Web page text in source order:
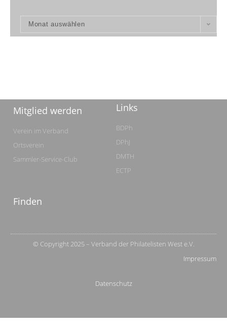
Monat auswählen
Mitglied werden
Verein im Verband
Ortsverein
Sammler-Service-Club
Links
BDPh
DPhJ
DMTH
ECTP
Finden
© Copyright 2025 – Verband der Philatelisten West e.V.
Impressum
Datenschutz